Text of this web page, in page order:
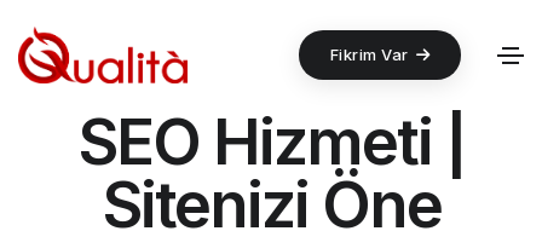
Fikrim Var
SEO Hizmeti |
Sitenizi Öne